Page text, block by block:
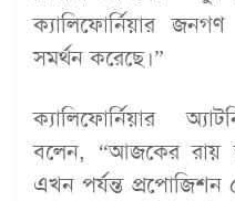
ক্যালিফোর্নিয়ার
সমর্থন করেছে।”
ক্যালিফোর্নিয়ার
বলেন, “আজকের রায়
এখন পর্যন্ত প্রপোজিশন